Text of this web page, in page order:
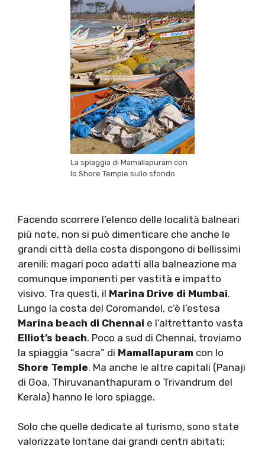
La spiaggia di Mamallapuram con
lo Shore Temple sullo sfondo
Facendo scorrere l’elenco delle località balneari
più note, non si può dimenticare che anche le
grandi città della costa dispongono di bellissimi
arenili; magari poco adatti alla balneazione ma
comunque imponenti per vastità e impatto
visivo. Tra questi, il Marina Drive di Mumbai.
Lungo la costa del Coromandel, c’è l’estesa
Marina beach di Chennai e l’altrettanto vasta
Elliot’s beach. Poco a sud di Chennai, troviamo
la spiaggia “sacra” di Mamallapuram con lo
Shore Temple. Ma anche le altre capitali (Panaji
di Goa, Thiruvananthapuram o Trivandrum del
Kerala) hanno le loro spiagge.
Solo che quelle dedicate al turismo, sono state
valorizzate lontane dai grandi centri abitati;